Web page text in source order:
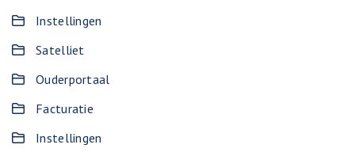
Instellingen
Satelliet
Ouderportaal
Facturatie
Instellingen